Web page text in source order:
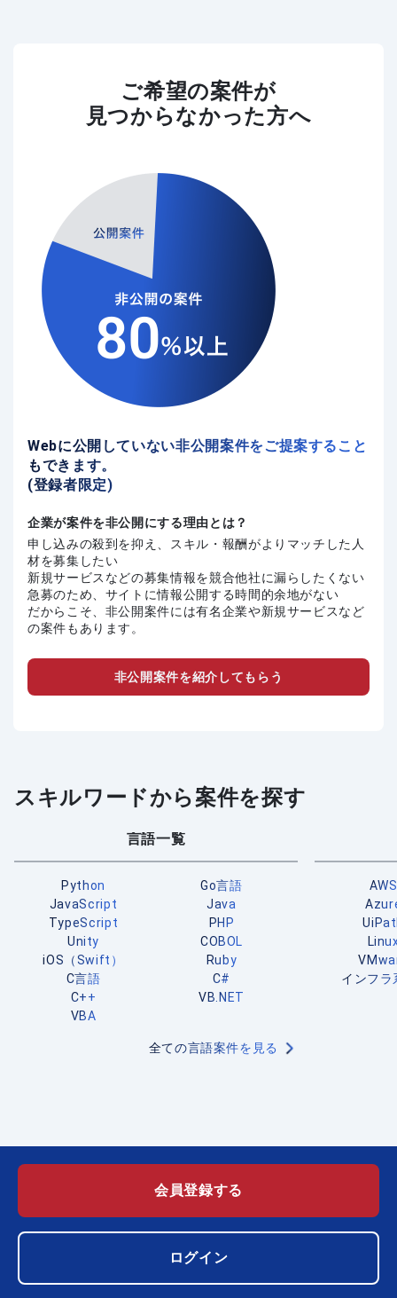
ご希望の案件が
見つからなかった方へ
Webに公開していない非公開案件をご提案すること
もできます。
(登録者限定)
企業が案件を非公開にする理由とは？
申し込みの殺到を抑え、スキル・報酬がよりマッチした人
材を募集したい
新規サービスなどの募集情報を競合他社に漏らしたくない
急募のため、サイトに情報公開する時間的余地がない
だからこそ、非公開案件には有名企業や新規サービスなど
の案件もあります。
非公開案件を紹介してもらう
スキルワードから案件を探す
言語一覧
Python
Go言語
JavaScript
Java
TypeScript
PHP
Unity
COBOL
iOS（Swift）
Ruby
C言語
C#
C++
VB.NET
VBA
全ての言語案件を見る
AWS
インフラ
会員登録する
ログイン